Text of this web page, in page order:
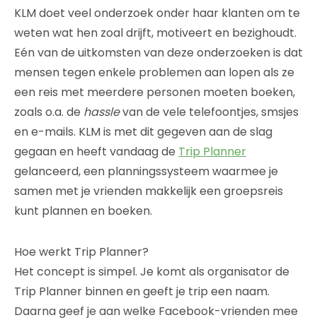
KLM doet veel onderzoek onder haar klanten om te
weten wat hen zoal drijft, motiveert en bezighoudt.
Eén van de uitkomsten van deze onderzoeken is dat
mensen tegen enkele problemen aan lopen als ze
een reis met meerdere personen moeten boeken,
zoals o.a. de hasslevan de vele telefoontjes, smsjes
en e-mails. KLM is met dit gegeven aan de slag
gegaan en heeft vandaag de Trip Planner
gelanceerd, een planningssysteem waarmee je
samen met je vrienden makkelijk een groepsreis
kunt plannen en boeken.
Hoe werkt Trip Planner?
Het concept is simpel. Je komt als organisator de
Trip Planner binnen en geeft je trip een naam.
Daarna geef je aan welke Facebook-vrienden mee